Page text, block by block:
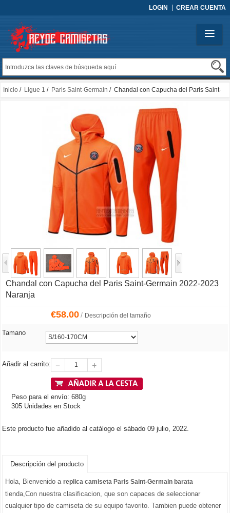
LOGIN CREAR CUENTA
Inicio / Ligue 1 / Paris Saint-Germain / Chandal con Capucha del Paris Saint-
Chandal con Capucha del Paris Saint-Germain 2022-2023
Naranja
€58.00/ Descripción del tamaño
Tamano
Añadir al carrito:
Peso para el envío: 680g
305 Unidades en Stock
Este producto fue añadido al catálogo el sábado 09 julio, 2022.
Descripción del producto
Hola, Bienvenido a replica camiseta Paris Saint-Germain barata
tienda,Con nuestra clasificacion, que son capaces de seleccionar
cualquier tipo de camiseta de su equipo favorito. Tambien puede obtener